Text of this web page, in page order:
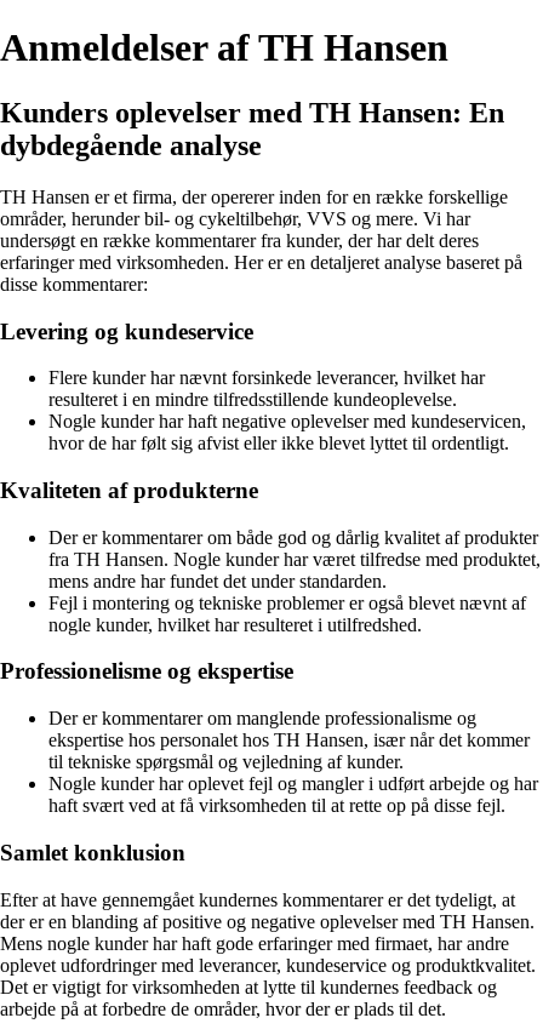
Anmeldelser af TH Hansen
Kunders oplevelser med TH Hansen: En
dybdegående analyse
TH Hansen er et firma, der opererer inden for en række forskellige
områder, herunder bil- og cykeltilbehør, VVS og mere. Vi har
undersøgt en række kommentarer fra kunder, der har delt deres
erfaringer med virksomheden. Her er en detaljeret analyse baseret på
disse kommentarer:
Levering og kundeservice
Flere kunder har nævnt forsinkede leverancer, hvilket har
resulteret i en mindre tilfredsstillende kundeoplevelse.
Nogle kunder har haft negative oplevelser med kundeservicen,
hvor de har følt sig afvist eller ikke blevet lyttet til ordentligt.
Kvaliteten af produkterne
Der er kommentarer om både god og dårlig kvalitet af produkter
fra TH Hansen. Nogle kunder har været tilfredse med produktet,
mens andre har fundet det under standarden.
Fejl i montering og tekniske problemer er også blevet nævnt af
nogle kunder, hvilket har resulteret i utilfredshed.
Professionelisme og ekspertise
Der er kommentarer om manglende professionalisme og
ekspertise hos personalet hos TH Hansen, især når det kommer
til tekniske spørgsmål og vejledning af kunder.
Nogle kunder har oplevet fejl og mangler i udført arbejde og har
haft svært ved at få virksomheden til at rette op på disse fejl.
Samlet konklusion
Efter at have gennemgået kundernes kommentarer er det tydeligt, at
der er en blanding af positive og negative oplevelser med TH Hansen.
Mens nogle kunder har haft gode erfaringer med firmaet, har andre
oplevet udfordringer med leverancer, kundeservice og produktkvalitet.
Det er vigtigt for virksomheden at lytte til kundernes feedback og
arbejde på at forbedre de områder, hvor der er plads til det.